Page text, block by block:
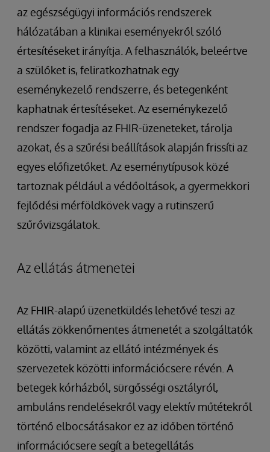
az egészségügyi információs rendszerek
hálózatában a klinikai eseményekről szóló
értesítéseket irányítja. A felhasználók, beleértve
a szülőket is, feliratkozhatnak egy
eseménykezelő rendszerre, és betegenként
kaphatnak értesítéseket. Az eseménykezelő
rendszer fogadja az FHIR-üzeneteket, tárolja
azokat, és a szűrési beállítások alapján frissíti az
egyes előfizetőket. Az eseménytípusok közé
tartoznak például a védőoltások, a gyermekkori
fejlődési mérföldkövek vagy a rutinszerű
szűrővizsgálatok.
Az ellátás átmenetei
Az FHIR-alapú üzenetküldés lehetővé teszi az
ellátás zökkenőmentes átmenetét a szolgáltatók
közötti, valamint az ellátó intézmények és
szervezetek közötti információcsere révén. A
betegek kórházból, sürgősségi osztályról,
ambuláns rendelésekről vagy elektív műtétekről
történő elbocsátásakor ez az időben történő
információcsere segít a betegellátás